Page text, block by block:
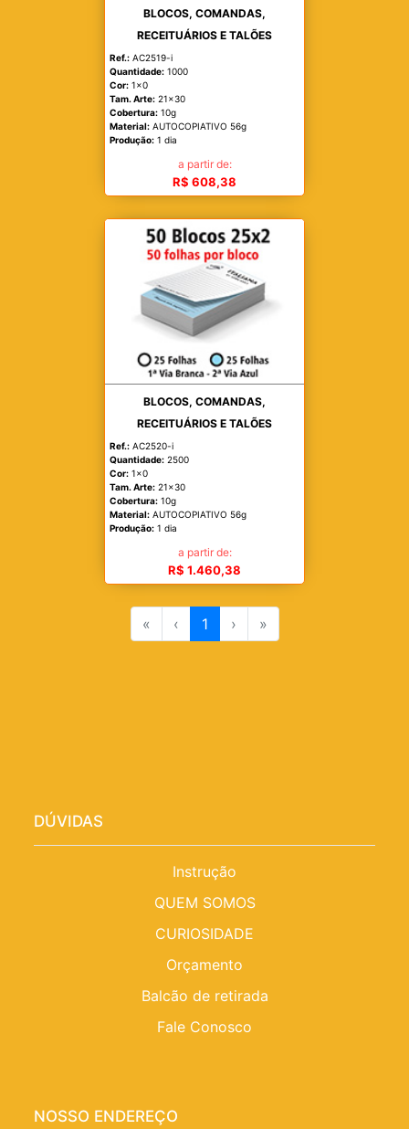
BLOCOS, COMANDAS,
RECEITUÁRIOS E TALÕES
Ref.: AC2519-i
Quantidade: 1000
Cor: 1x0
Tam. Arte: 21x30
Cobertura: 10g
Material: AUTOCOPIATIVO 56g
Produção: 1 dia
a partir de:
R$ 608,38
BLOCOS, COMANDAS,
RECEITUÁRIOS E TALÕES
Ref.: AC2520-i
Quantidade: 2500
Cor: 1x0
Tam. Arte: 21x30
Cobertura: 10g
Material: AUTOCOPIATIVO 56g
Produção: 1 dia
a partir de:
R$ 1.460,38
« ‹ 1 › »
DÚVIDAS
Instrução
QUEM SOMOS
CURIOSIDADE
Orçamento
Balcão de retirada
Fale Conosco
NOSSO ENDEREÇO